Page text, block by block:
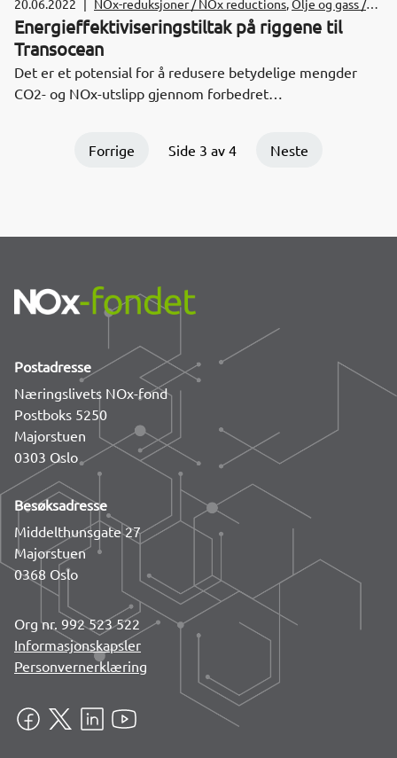
20.06.2022 | NOx-reduksjoner / NOx reductions,Olje og gass /
Oil and Gas
Energieffektiviseringstiltak på riggene til
Transocean
Det er et potensial for å redusere betydelige mengder
CO2- og NOx-utslipp gjennom forbedret
avgiftspliktige farvann i Norge med støtte fra NOx-fondet.
Forrige Side 3 av 4 Neste
Postadresse
Næringslivets NOx-fond
Postboks 5250
Majorstuen
0303 Oslo
Besøksadresse
Middelthunsgate 27
Majorstuen
0368 Oslo
Org nr. 992 523 522
Informasjonskapsler
Personvernerklæring